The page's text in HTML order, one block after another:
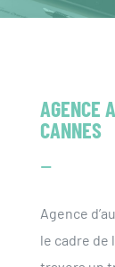
AGENCE
CANNES
–
Agence
le cadre de